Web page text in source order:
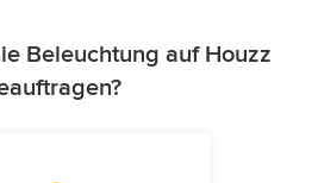
Beleuchtung auf Houzz